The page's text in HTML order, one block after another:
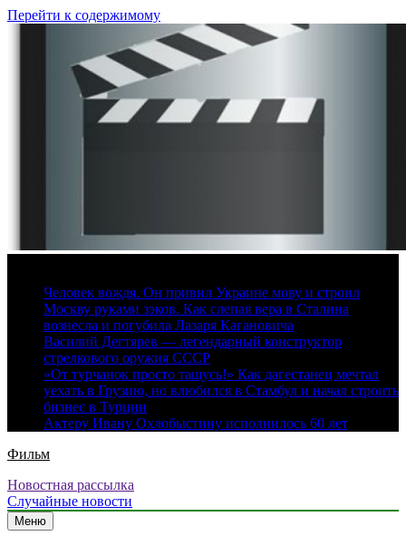
Перейти к содержимому
Человек вождя. Он привил Украине мову и строил
Москву руками зэков. Как слепая вера в Сталина
вознесла и погубила Лазаря Кагановича
Василий Дегтярев — легендарный конструктор
стрелкового оружия СССР
«От турчанок просто тащусь!» Как дагестанец мечтал
уехать в Грузию, но влюбился в Стамбул и начал строить
бизнес в Турции
Актеру Ивану Охлобыстину исполнилось 60 лет
Фильм
Новостная рассылка
Случайные новости
Меню